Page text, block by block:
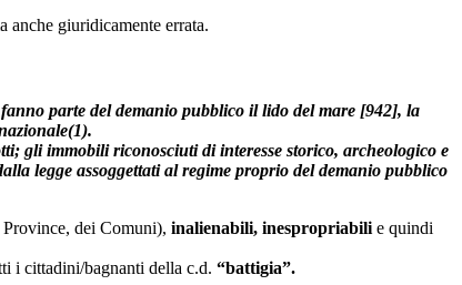
anche giuridicamente errata.
parte del demanio pubblico il lido del mare [942], la
gli immobili riconosciuti di interesse storico, archeologico e
legge assoggettati al regime proprio del demanio pubblico
dei Comuni), inalienabili, inespropriabili e quindi
i cittadini/bagnanti della c.d. “battigia”.